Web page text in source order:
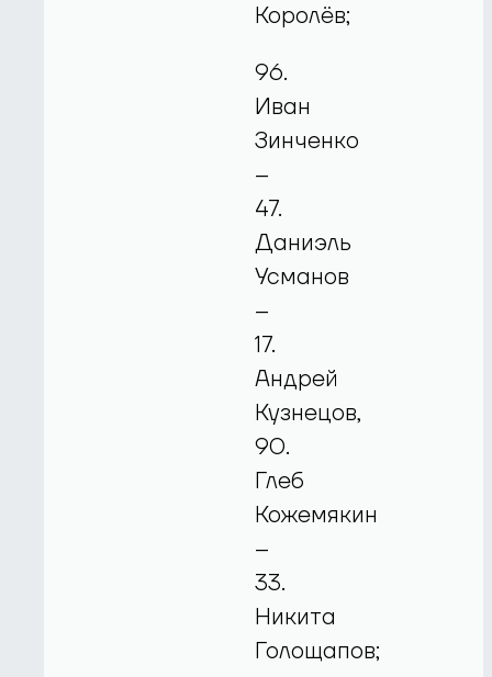
Королёв;
96.
Иван
Зинченко
–
47.
Даниэль
Усманов
–
17.
Андрей
Кузнецов,
90.
Глеб
Кожемякин
–
33.
Никита
Голощапов;